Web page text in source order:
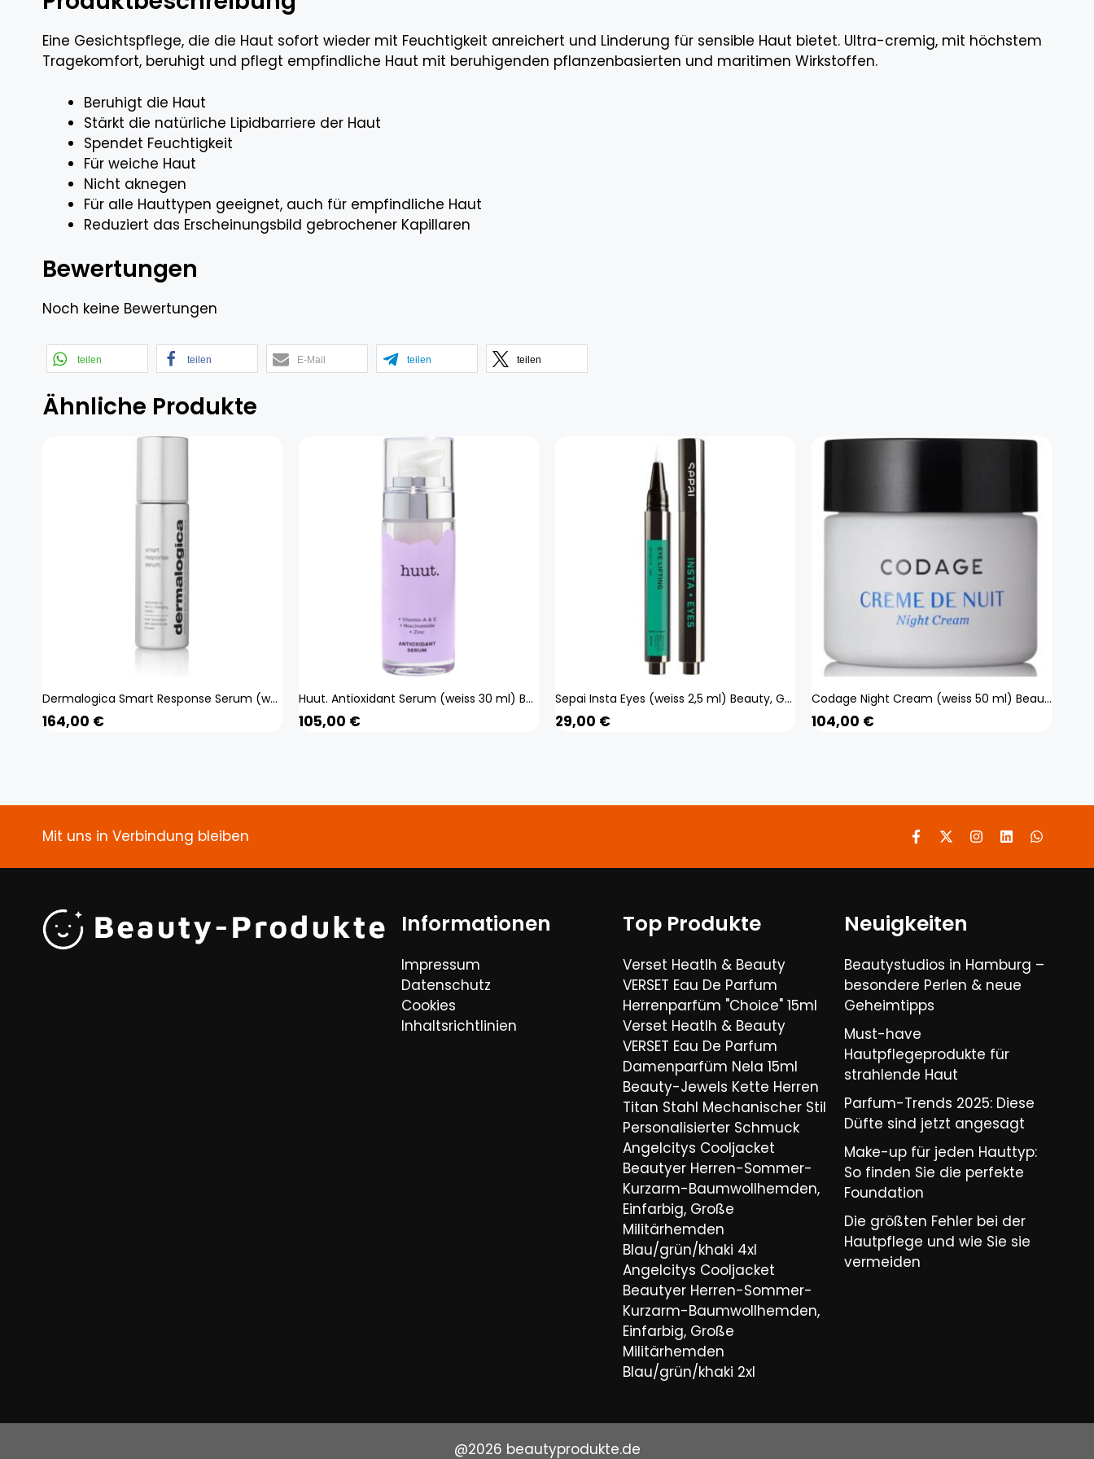
Eine Gesichtspflege, die die Haut sofort wieder mit Feuchtigkeit anreichert und Linderung für sensible Haut bietet. Ultra-cremig, mit höchstem
Tragekomfort, beruhigt und pflegt empfindliche Haut mit beruhigenden pflanzenbasierten und maritimen Wirkstoffen.
Beruhigt die Haut
Stärkt die natürliche Lipidbarriere der Haut
Spendet Feuchtigkeit
Für weiche Haut
Nicht aknegen
Für alle Hauttypen geeignet, auch für empfindliche Haut
Reduziert das Erscheinungsbild gebrochener Kapillaren
Bewertungen
Noch keine Bewertungen
teilen teilen E-Mail teilen teilen
Ähnliche Produkte
Dermalogica Smart Response Serum (weiss 30 ml) Beauty, Gesicht, Gesichtspflege,
164,00 €
Huut. Antioxidant Serum (weiss 30 ml) Beauty, Gesicht, Gesichtspflege,
105,00 €
Sepai Insta Eyes (weiss 2,5 ml) Beauty, Gesicht, Gesichtspflege, Serum
29,00 €
Codage Night Cream (weiss 50 ml) Beauty, Gesicht, Gesichtspflege, Creme
104,00 €
Mit uns in Verbindung bleiben
Informationen
Impressum
Datenschutz
Cookies
Inhaltsrichtlinien
Top Produkte
Verset Heatlh & Beauty
VERSET Eau De Parfum
Herrenparfüm "Choice" 15ml
Verset Heatlh & Beauty
VERSET Eau De Parfum
Damenparfüm Nela 15ml
Beauty-Jewels Kette Herren
Titan Stahl Mechanischer Stil
Personalisierter Schmuck
Angelcitys Cooljacket
Beautyer Herren-Sommer-
Kurzarm-Baumwollhemden,
Einfarbig, Große
Militärhemden
Blau/grün/khaki 4xl
Angelcitys Cooljacket
Beautyer Herren-Sommer-
Kurzarm-Baumwollhemden,
Einfarbig, Große
Militärhemden
Blau/grün/khaki 2xl
Neuigkeiten
Beautystudios in Hamburg –
besondere Perlen & neue
Geheimtipps
Must-have
Hautpflegeprodukte für
strahlende Haut
Parfum-Trends 2025: Diese
Düfte sind jetzt angesagt
Make-up für jeden Hauttyp:
So finden Sie die perfekte
Foundation
Die größten Fehler bei der
Hautpflege und wie Sie sie
vermeiden
@2026 beautyprodukte.de